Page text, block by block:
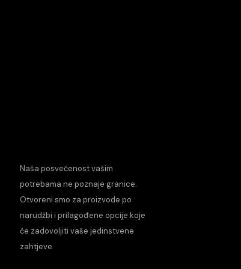
Naša posvećenost vašim
potrebama ne poznaje granice.
Otvoreni smo za proizvode po
narudžbi i prilagođene opcije koje
će zadovoljiti vaše jedinstvene
zahtjeve